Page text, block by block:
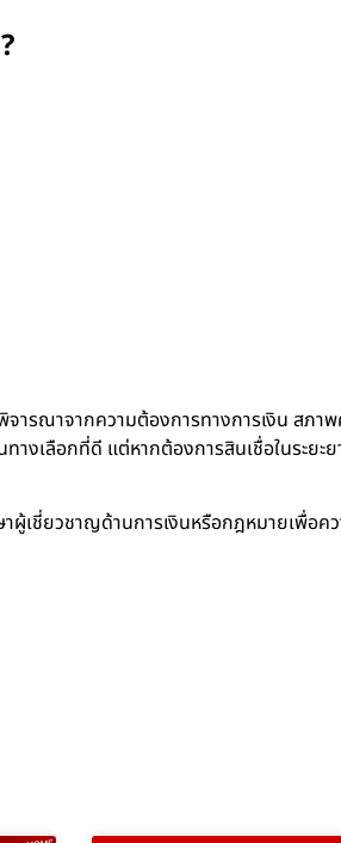
ารณาจากความต้องการทางการเงิน สภา
งเลือกที่ดี แต่หากต้องการสินเชื่อในระย
ผู้เชี่ยวชาญด้านการเงินหรือกฎหมายเพื่อ